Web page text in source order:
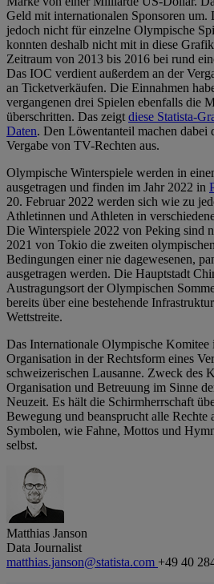
Geld mit internationalen Sponsoren um.
jedoch nicht für einzelne Olympische
konnten deshalb nicht mit in diese
Zeitraum von 2013 bis 2016 bei rund
Das IOC verdient außerdem an der
an Ticketverkäufen. Die Einnahmen
vergangenen drei Spielen ebenfalls die
überschritten. Das zeigtdiese Statista-
Daten. Den Löwentanteil machen dabei
Vergabe von TV-Rechten aus.
Olympische Winterspiele werden in
ausgetragen und finden im Jahr 2022 in
20. Februar 2022 werden sich wie zu
Athletinnen und Athleten in
Die Winterspiele 2022 von Peking sind
2021 von Tokio die zweiten
Bedingungen einer nie dagewesenen,
ausgetragen werden. Die Hauptstadt
Austragungsort der Olympischen
bereits über eine bestehende
Wettstreite.
Das Internationale Olympische Komitee
Organisation in der Rechtsform eines
schweizerischen Lausanne. Zweck des
Organisation und Betreuung im Sinne
Neuzeit. Es hält die Schirmherrschaft
Bewegung und beansprucht alle Rechte
Symbolen, wie Fahne, Mottos und
selbst.
Matthias Janson
Data Journalist
matthias.janson@statista.com +49 40